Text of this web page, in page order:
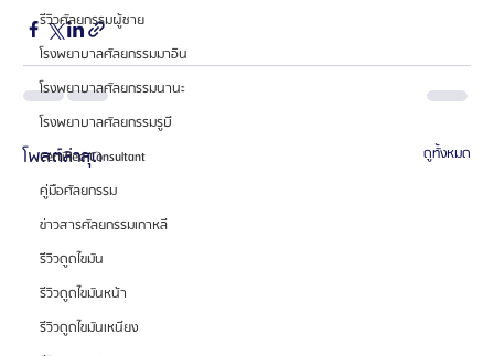
รีวิวศัลยกรรมผู้ชาย
โรงพยาบาลศัลยกรรมมาอิน
โรงพยาบาลศัลยกรรมนานะ
โรงพยาบาลศัลยกรรมรูบี
Certified Consultant
คู่มือศัลยกรรม
ข่าวสารศัลยกรรมเกาหลี
รีวิวดูดไขมัน
รีวิวดูดไขมันหน้า
รีวิวดูดไขมันเหนียง
โพสต์ล่าสุด ดูทั้งหมด